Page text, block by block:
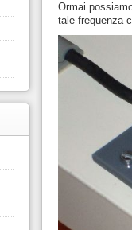
Ormai
tale frequenza